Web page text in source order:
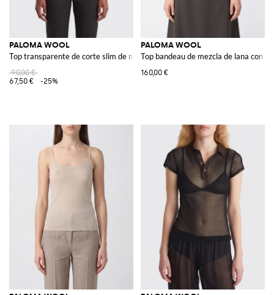
PALOMA WOOL
Top transparente de corte slim de mezcla de algodón con cuello de pico
90,00 €
67,50 €
-25%
PALOMA WOOL
Top bandeau de mezcla de lana con
160,00 €